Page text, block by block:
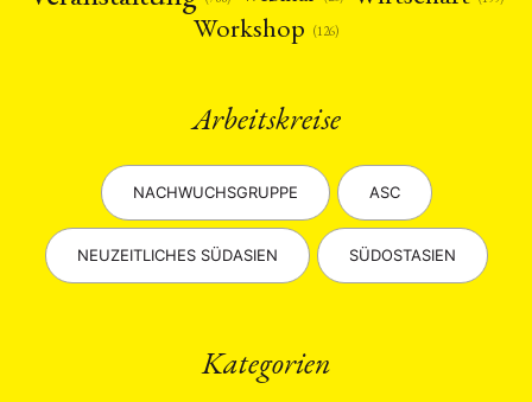
Workshop (126)
Arbeitskreise
NACHWUCHSGRUPPE ASC
NEUZEITLICHES SÜDASIEN SÜDOSTASIEN
Kategorien